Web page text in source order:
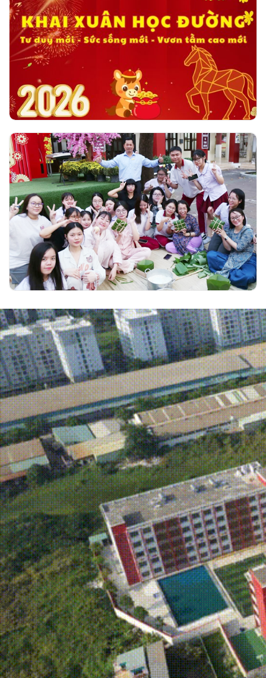
Khai xuân học đường - Tư duy mới - Sức
sống mới - Vươn tầm cao mới
Hồn Việt đong đầy trong Hội Xuân học
đường của trường Ngô Thời Nhiệm